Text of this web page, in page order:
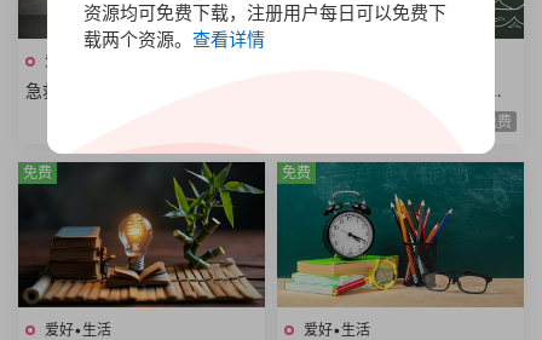
爱好•生活
急救知识普及课程急救流程心
腹痛急救技能
自我快速成长课程案例拆解职
场学习生活场景高效成长方法
免费
爱好•生活
免费
爱好•生活
免费
资源均可免费下载，注册用户每日可以免费下
载两个资源。 查看详情